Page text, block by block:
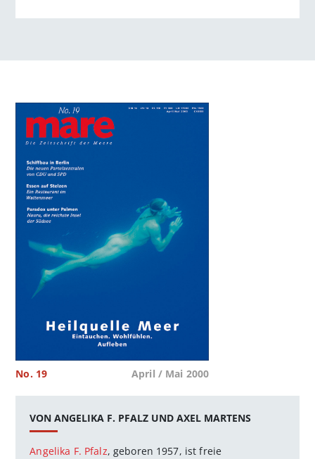
No. 19 April / Mai 2000
VON ANGELIKA F. PFALZ UND AXEL MARTENS
Angelika F. Pfalz, geboren 1957, ist freie